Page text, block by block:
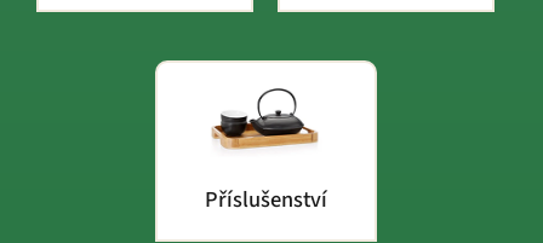
Příslušenství